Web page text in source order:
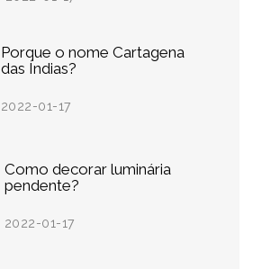
Porque o nome Cartagena
das Índias?
2022-01-17
Como decorar luminária
pendente?
2022-01-17